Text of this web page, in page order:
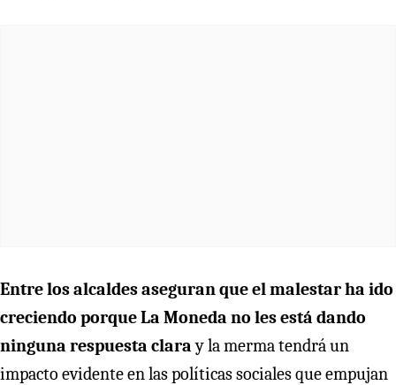
Entre los alcaldes aseguran que el malestar ha ido
creciendo porque La Moneda no les está dando
ninguna respuesta claray la merma tendrá un
impacto evidente en las políticas sociales que empujan